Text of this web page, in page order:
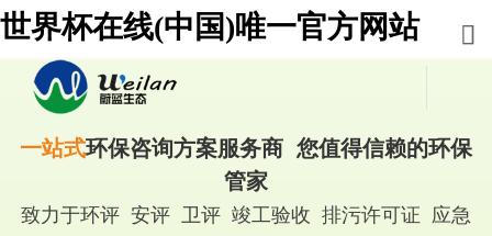
世界杯在线(中国)唯一官方网站
一站式环保咨询方案服务商 您值得信赖的环保
管家
致力于环评 安评 卫评 竣工验收 排污许可证 应急